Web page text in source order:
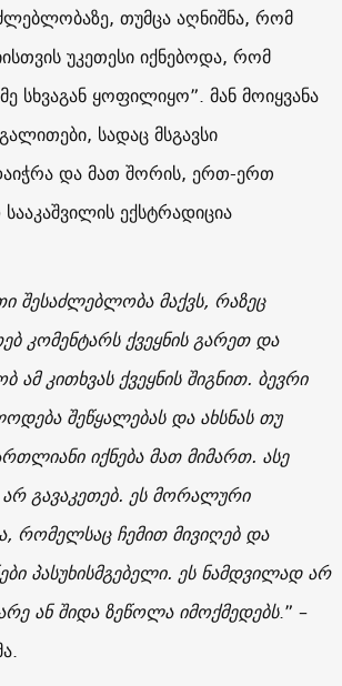
თუმცა აღნიშნა, რომ
უკეთესი იქნებოდა, რომ
სხვაგან ყოფილიყო”. მან მოიყვანა
სადაც მსგავსი
და მათ შორის, ერთ-ერთ
ექსტრადიცია
შესაძლებლობა მაქვს, რაზეც
კომენტარს ქვეყნის გარეთ და
ამ კითხვას ქვეყნის შიგნით. ბევრი
შეწყალებას და ახსნას თუ
იქნება მათ მიმართ. ასე
გავაკეთებ. ეს მორალური
რომელსაც ჩემით მივიღებ და
პასუხისმგებელი. ეს ნამდვილად არ
ან შიდა ზეწოლა იმოქმედებს.” –